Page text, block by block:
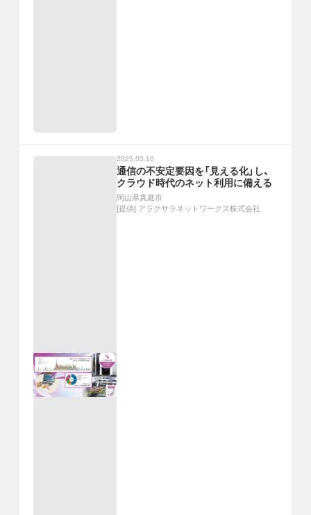
2025.03.10
通信の不安定要因を「見える化」し、
クラウド時代のネット利用に備える
岡山県真庭市
[提供] アラクサラネットワークス株式会社